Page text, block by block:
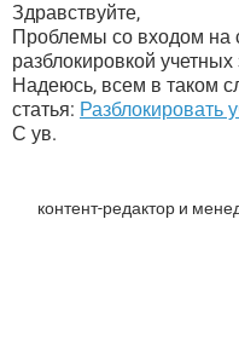
Здравствуйте,
Проблемы со входом на
разблокировкой
Надеюсь, всем в таком
статья: Разблокировать
С ув.
контент-редактор и